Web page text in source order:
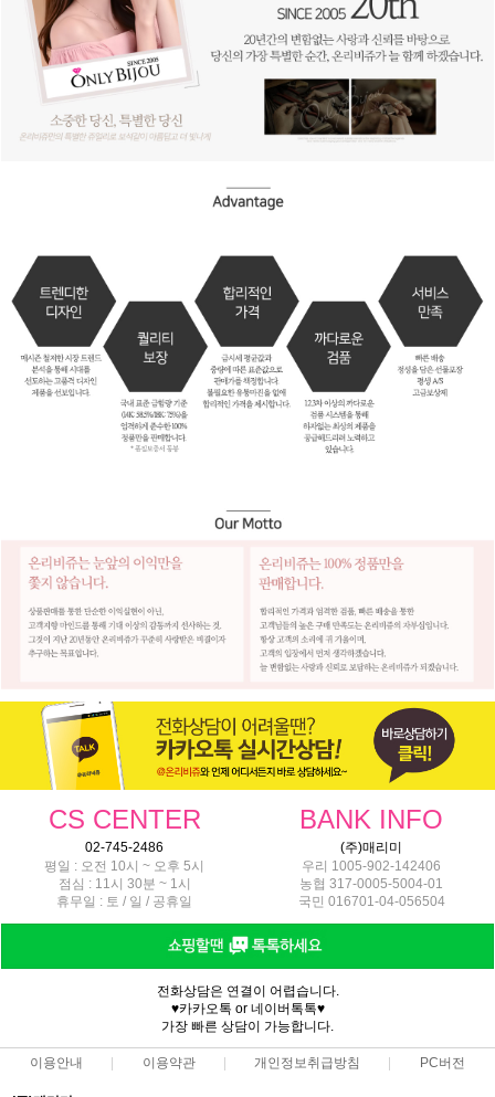
CS CENTER BANK INFO
02-745-2486
(주)매리미
평일 : 오전 10시 ~ 오후 5시
점심 : 11시 30분 ~ 1시
휴무일 : 토 / 일 / 공휴일
우리 1005-902-142406
농협 317-0005-5004-01
국민 016701-04-056504
전화상담은 연결이 어렵습니다.
♥카카오톡 or 네이버톡톡♥
가장 빠른 상담이 가능합니다.
이용안내 이용약관 개인정보취급방침 PC버전